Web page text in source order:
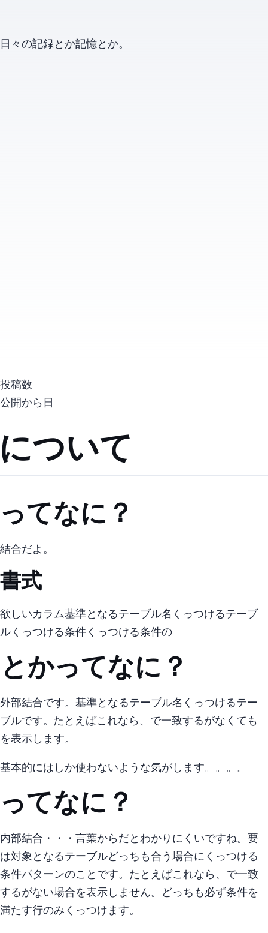
日々の記録とか記憶とか。
投稿数
公開から 日
OUTER JOINについて
OUTER JOINってなに？
結合だよ。
書式
SELECT {欲しいカラム} FROM {基準となるテーブル名} LEFT OUTER JOIN {くっつけるテーブ
ル} ON (くっつける条件); くっつける条件のexample INNER JOIN table2 ON table1.column_name = table2.column_name;
LEFT OUTERとかRIGHT OUTERってなに？
外部結合です。 LEFT = {基準となるテーブル名} RIGHT = {くっつけるテー
ブル} です。 INNER JOIN table2 ON table1.column_name = table2.column_name; たとえばこれなら、table1.column_name = table2.column_name で一致するtable2.column_nameがなくてもtable1.column_name
を表示します。
基本的にはLEFTしか使わないような気がします。。。。
INTER JOINってなに？
内部結合・・・言葉からだとわかりにくいですね。 要
は対象となるテーブルどっちも合う場合にくっつける
条件パターンのことです。 たとえばこれなら、table1.column_name = table2.column_name で一致
するtable2.column_nameがない場合table1.column_nameを表示しません。 = どっちも必ず条件を
満たす行のみくっつけます。